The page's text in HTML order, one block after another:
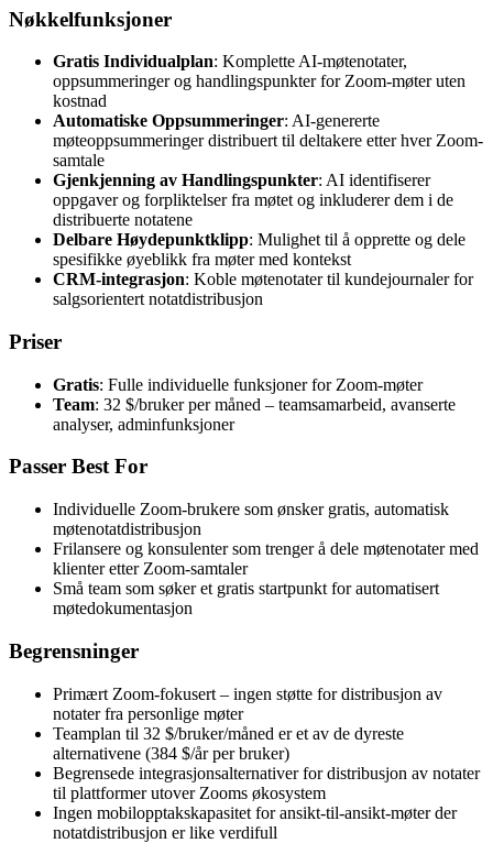
Nøkkelfunksjoner
Gratis Individualplan: Komplette AI-møtenotater,
oppsummeringer og handlingspunkter for Zoom-møter uten
kostnad
Automatiske Oppsummeringer: AI-genererte
møteoppsummeringer distribuert til deltakere etter hver Zoom-
samtale
Gjenkjenning av Handlingspunkter: AI identifiserer
oppgaver og forpliktelser fra møtet og inkluderer dem i de
distribuerte notatene
Delbare Høydepunktklipp: Mulighet til å opprette og dele
spesifikke øyeblikk fra møter med kontekst
CRM-integrasjon: Koble møtenotater til kundejournaler for
salgsorientert notatdistribusjon
Priser
Gratis: Fulle individuelle funksjoner for Zoom-møter
Team: 32 $/bruker per måned – teamsamarbeid, avanserte
analyser, adminfunksjoner
Passer Best For
Individuelle Zoom-brukere som ønsker gratis, automatisk
møtenotatdistribusjon
Frilansere og konsulenter som trenger å dele møtenotater med
klienter etter Zoom-samtaler
Små team som søker et gratis startpunkt for automatisert
møtedokumentasjon
Begrensninger
Primært Zoom-fokusert – ingen støtte for distribusjon av
notater fra personlige møter
Teamplan til 32 $/bruker/måned er et av de dyreste
alternativene (384 $/år per bruker)
Begrensede integrasjonsalternativer for distribusjon av notater
til plattformer utover Zooms økosystem
Ingen mobilopptakskapasitet for ansikt-til-ansikt-møter der
notatdistribusjon er like verdifull